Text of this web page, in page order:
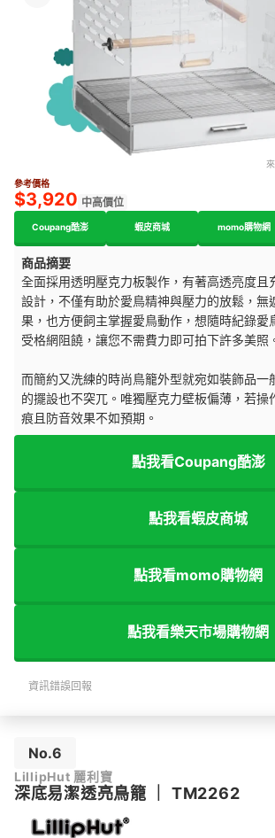
參考價格
$3,920 中高價位
Coupang酷澎 蝦皮商城 momo購物網
商品摘要
全面採用透明壓克力板製作，有著高透亮度且
設計，不僅有助於愛鳥精神與壓力的放鬆，無
果，也方便飼主掌握愛鳥動作，想隨時紀錄愛
受格網阻饒，讓您不需費力即可拍下許多美照
而簡約又洗練的時尚鳥籠外型就宛如裝飾品一
的擺設也不突兀。唯獨壓克力壁板偏薄，若操
痕且防音效果不如預期。
點我看Coupang酷澎
點我看蝦皮商城
點我看momo購物網
點我看樂天市場購物網
資訊錯誤回報
No.6
LillipHut 麗利寶
深底易潔透亮鳥籠 TM2262